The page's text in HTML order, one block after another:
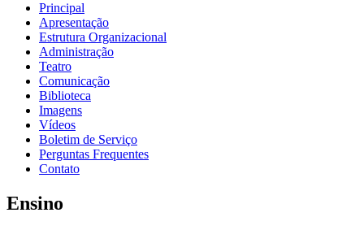
Principal
Apresentação
Estrutura Organizacional
Administração
Teatro
Comunicação
Biblioteca
Imagens
Vídeos
Boletim de Serviço
Perguntas Frequentes
Contato
Ensino